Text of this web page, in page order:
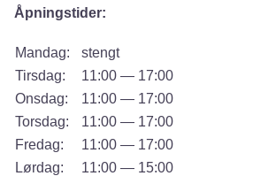
Åpningstider:
Mandag:
stengt
Tirsdag:
11:00 — 17:00
Onsdag:
11:00 — 17:00
Torsdag:
11:00 — 17:00
Fredag:
11:00 — 17:00
Lørdag:
11:00 — 15:00